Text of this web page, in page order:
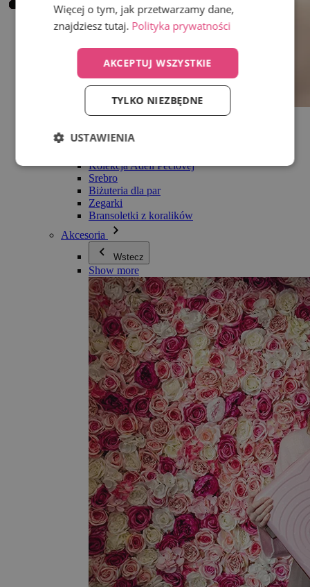
Wszystko w kategorii Biżuteria
Bransoletki
Kolekcja Adéli Pečlovej
Srebro
Biżuteria dla par
Zegarki
Bransoletki z koralików
Akcesoria
Wstecz
Show more
Więcej o tym, jak przetwarzamy dane,
znajdziesz tutaj. Polityka prywatności
AKCEPTUJ WSZYSTKIE
TYLKO NIEZBĘDNE
USTAWIENIA